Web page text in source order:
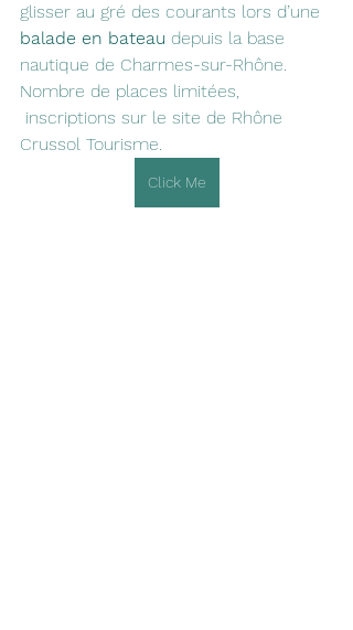
glisser au gré des courants lors d’une
balade en bateau depuis la base
nautique de Charmes-sur-Rhône.
Nombre de places limitées,
inscriptions sur le site de Rhône
Crussol Tourisme.
Click Me